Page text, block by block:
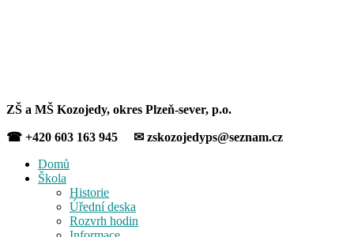
ZŠ a MŠ Kozojedy, okres Plzeň-sever, p.o.
☎ +420 603 163 945 ✉ zskozojedyps@seznam.cz
Domů
Škola
Historie
Úřední deska
Rozvrh hodin